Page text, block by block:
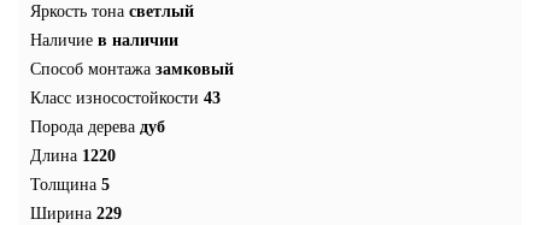
Яркость тона светлый
Наличие в наличии
Способ монтажа замковый
Класс износостойкости 43
Порода дерева дуб
Длина 1220
Толщина 5
Ширина 229